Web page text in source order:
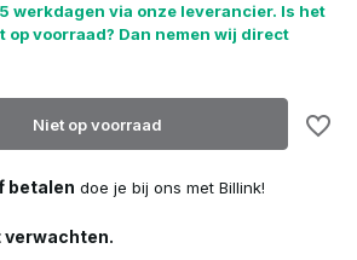
werkdagen via onze leverancier. Is het
op voorraad? Dan nemen wij direct
Niet op voorraad
betalen doe je bij ons met Billink!
verwachten.